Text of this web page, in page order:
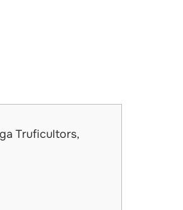
Truficultors,